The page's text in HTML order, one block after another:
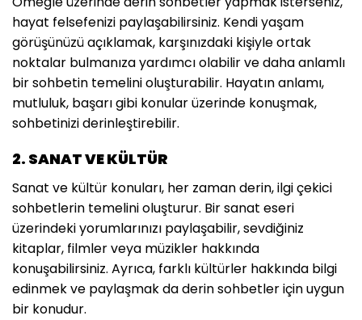
hayat felsefenizi paylaşabilirsiniz. Kendi yaşam
görüşünüzü açıklamak, karşınızdaki kişiyle ortak
noktalar bulmanıza yardımcı olabilir ve daha anlamlı
bir sohbetin temelini oluşturabilir. Hayatın anlamı,
mutluluk, başarı gibi konular üzerinde konuşmak,
sohbetinizi derinleştirebilir.
2. SANAT VE KÜLTÜR
Sanat ve kültür konuları, her zaman derin, ilgi çekici
sohbetlerin temelini oluşturur. Bir sanat eseri
üzerindeki yorumlarınızı paylaşabilir, sevdiğiniz
kitaplar, filmler veya müzikler hakkında
konuşabilirsiniz. Ayrıca, farklı kültürler hakkında bilgi
edinmek ve paylaşmak da derin sohbetler için uygun
bir konudur.